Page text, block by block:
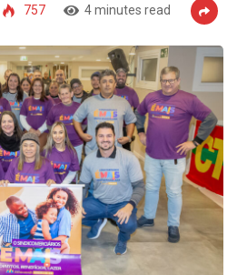
757 4 minutes read